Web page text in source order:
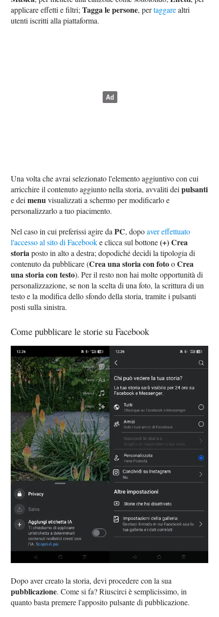
applicare effetti e filtri;Tagga le persone, pertaggarealtri
utenti iscritti alla piattaforma.
Una volta che avrai selezionato l'elemento aggiuntivo con cui
arricchire il contenuto aggiunto nella storia, avvaliti deipulsanti
e deimenu visualizzati a schermo per modificarlo e
personalizzarlo a tuo piacimento.
Nel caso in cui preferissi agire daPC, dopoaver effettuato
l'accesso al sito di Facebooke clicca sul bottone(+) Crea
storia posto in alto a destra; dopodiché decidi la tipologia di
contenuto da pubblicare (Crea una storia con fotooCrea
una storia con testo). Per il resto non hai molte opportunità di
personalizzazione, se non la scelta di una foto, la scrittura di un
testo e la modifica dello sfondo della storia, tramite i pulsanti
posti sulla sinistra.
Come pubblicare le storie su Facebook
Dopo aver creato la storia, devi procedere con la sua
pubblicazione. Come si fa? Riuscirci è semplicissimo, in
quanto basta premere l'apposito pulsante di pubblicazione.